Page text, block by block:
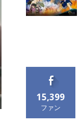
15,399
ファン